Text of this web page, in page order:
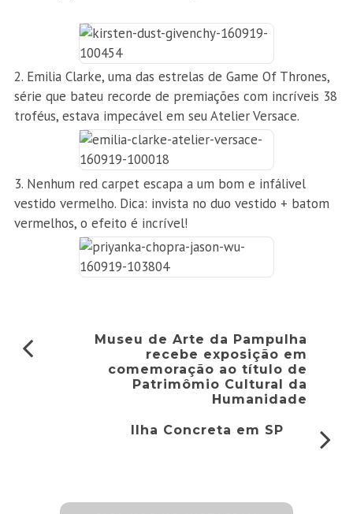
Emilia Clarke, uma das estrelas de Game Of Thrones,
série que bateu recorde de premiações com incríveis 38
troféus, estava impecável em seu Atelier Versace.
Nenhum red carpet escapa a um bom e infálivel
vestido vermelho. Dica: invista no duo vestido + batom
vermelhos, o efeito é incrível!
Museu de Arte da Pampulha
recebe exposição em
comemoração ao título de
Patrimômio Cultural da
Humanidade
Ilha Concreta em SP